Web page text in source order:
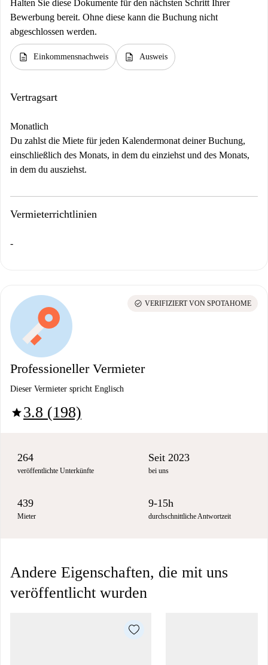
Halten Sie diese Dokumente für den nächsten Schritt Ihrer
Bewerbung bereit. Ohne diese kann die Buchung nicht
abgeschlossen werden.
description Einkommensnachweis description Ausweis
Vertragsart
Monatlich
Du zahlst die Miete für jeden Kalendermonat deiner Buchung,
einschließlich des Monats, in dem du einziehst und des Monats,
in dem du ausziehst.
Vermieterrichtlinien
-
Professioneller Vermieter
Dieser Vermieter spricht Englisch
star3.8 (198)
check_circle VERIFIZIERT VON SPOTAHOME
264
veröffentlichte Unterkünfte
Seit 2023
bei uns
439
Mieter
9-15h
durchschnittliche Antwortzeit
Andere Eigenschaften, die mit uns
veröffentlicht wurden